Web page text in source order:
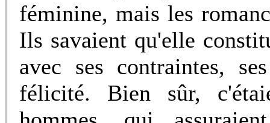
féminine, mais les
Ils savaient qu'elle
avec ses contraintes,
félicité. Bien sûr,